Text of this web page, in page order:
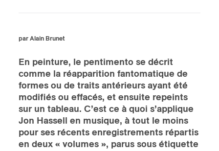
par Alain Brunet
En peinture, le pentimento se décrit
comme la réapparition fantomatique de
formes ou de traits antérieurs ayant été
modifiés ou effacés, et ensuite repeints
sur un tableau. C’est ce à quoi s’applique
Jon Hassell en musique, à tout le moins
pour ses récents enregistrements répartis
en deux « volumes », parus sous étiquette